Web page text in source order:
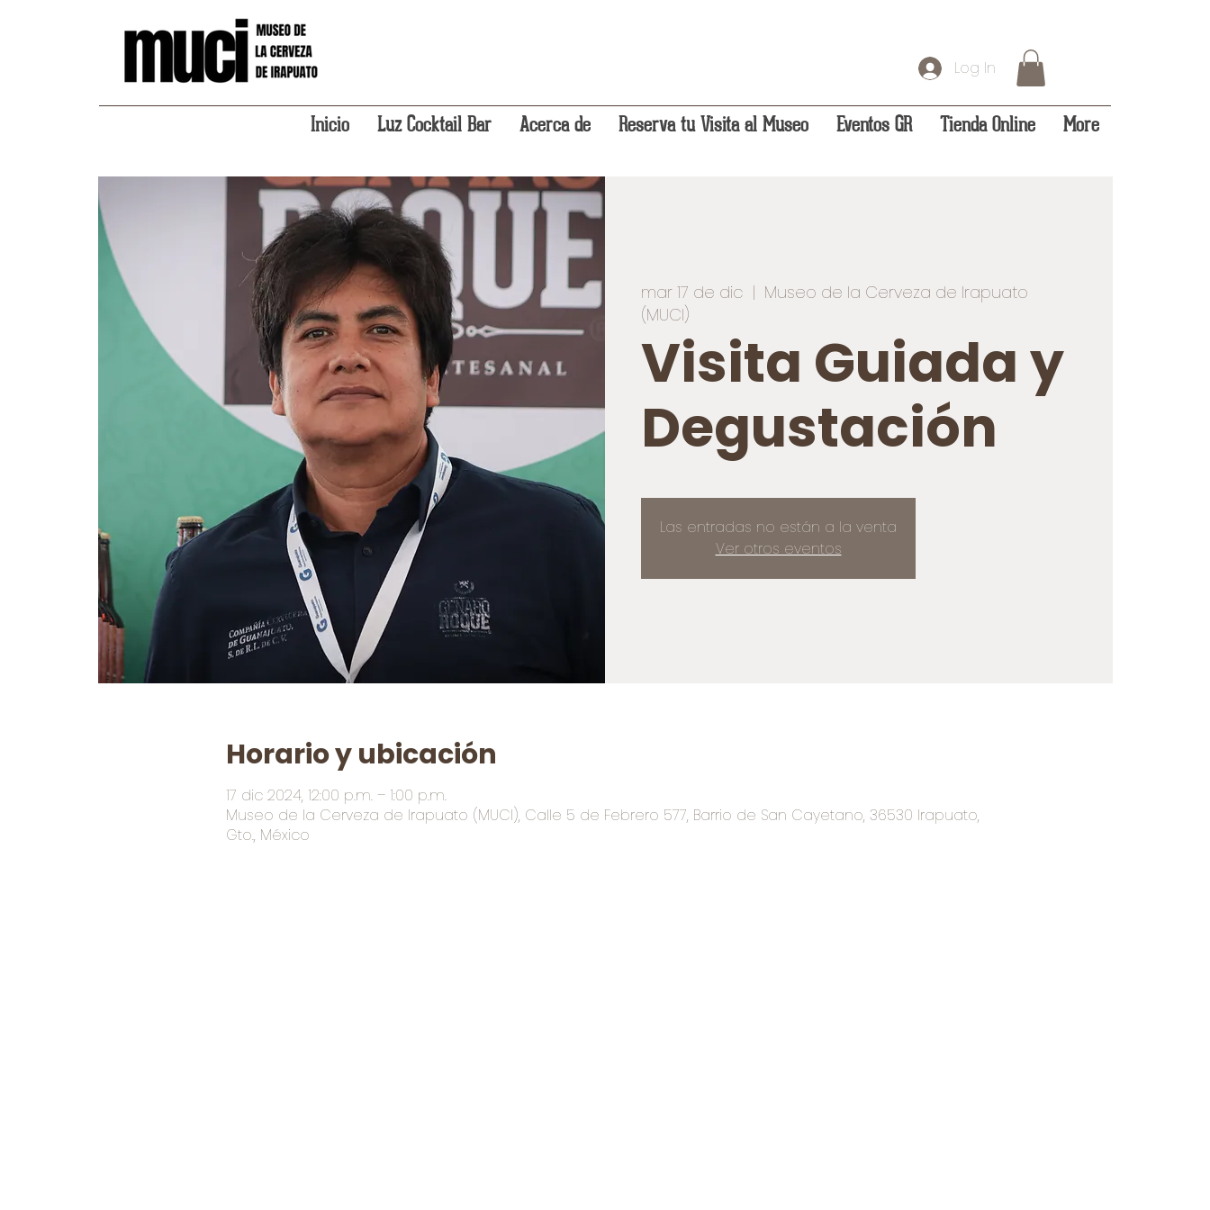
Log In
Inicio Luz Cocktail Bar Acerca de Reserva tu Visita al Museo Eventos GR Tienda Online More
mar 17 de dic
  |
Museo de la Cerveza de Irapuato
(MUCI)
Visita Guiada y
Degustación
Las entradas no están a la venta
Ver otros eventos
Horario y ubicación
17 dic 2024, 12:00 p.m. – 1:00 p.m.
Museo de la Cerveza de Irapuato (MUCI), Calle 5 de Febrero 577, Barrio de San Cayetano, 36530 Irapuato,
Gto., México